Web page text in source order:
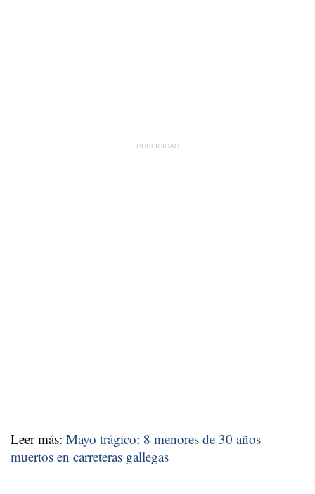
Leer más: Mayo trágico: 8 menores de 30 años
muertos en carreteras gallegas